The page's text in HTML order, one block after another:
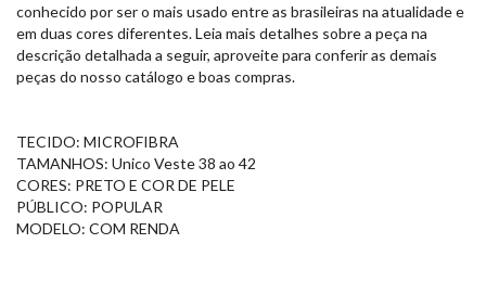
conhecido por ser o mais usado entre as brasileiras na atualidade e
em duas cores diferentes. Leia mais detalhes sobre a peça na
descrição detalhada a seguir, aproveite para conferir as demais
peças do nosso catálogo e boas compras.
TECIDO: MICROFIBRA
TAMANHOS: Unico Veste 38 ao 42
CORES: PRETO E COR DE PELE
PÚBLICO: POPULAR
MODELO: COM RENDA